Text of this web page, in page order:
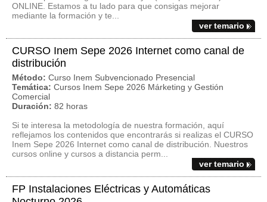
ONLINE. Estamos a tu lado para que consigas mejorar
mediante la formación y te...
ver temario
CURSO Inem Sepe 2026 Internet como canal de
distribución
Método: Curso Inem Subvencionado Presencial
Temática: Cursos Inem Sepe 2026 Márketing y Gestión
Comercial
Duración: 82 horas
Si te interesa la metodología de nuestra formación, aquí
reflejamos los contenidos que encontrarás si realizas el CURSO
Inem Sepe 2026 Internet como canal de distribución. Nuestros
cursos online y cursos a distancia perm...
ver temario
FP Instalaciones Eléctricas y Automáticas